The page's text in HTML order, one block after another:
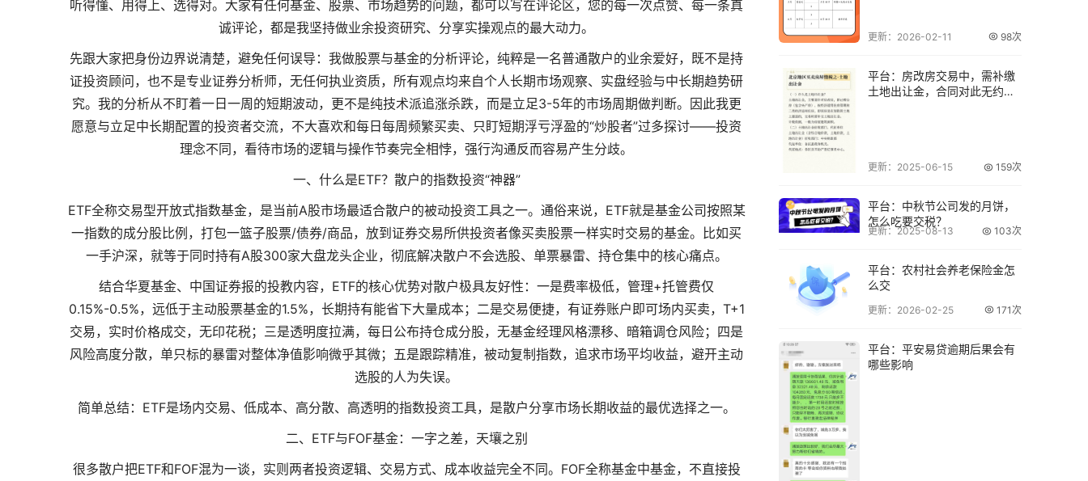
听得懂、用得上、选得对。大家有任何基金、股票、市场趋势的问题，都可以写在评论区，您的每一次点赞、每一条真
诚评论，都是我坚持做业余投资研究、分享实操观点的最大动力。
先跟大家把身份边界说清楚，避免任何误导：我做股票与基金的分析评论，纯粹是一名普通散户的业余爱好，既不是持
证投资顾问，也不是专业证券分析师，无任何执业资质，所有观点均来自个人长期市场观察、实盘经验与中长期趋势研
究。我的分析从不盯着一日一周的短期波动，更不是纯技术派追涨杀跌，而是立足3-5年的市场周期做判断。因此我更
愿意与立足中长期配置的投资者交流，不大喜欢和每日每周频繁买卖、只盯短期浮亏浮盈的“炒股者”过多探讨——投资
理念不同，看待市场的逻辑与操作节奏完全相悖，强行沟通反而容易产生分歧。
一、什么是ETF？散户的指数投资“神器”
ETF全称交易型开放式指数基金，是当前A股市场最适合散户的被动投资工具之一。通俗来说，ETF就是基金公司按照某
一指数的成分股比例，打包一篮子股票/债券/商品，放到证券交易所供投资者像买卖股票一样实时交易的基金。比如买
一手沪深，就等于同时持有A股300家大盘龙头企业，彻底解决散户不会选股、单票暴雷、持仓集中的核心痛点。
结合华夏基金、中国证券报的投教内容，ETF的核心优势对散户极具友好性：一是费率极低，管理+托管费仅
0.15%-0.5%，远低于主动股票基金的1.5%，长期持有能省下大量成本；二是交易便捷，有证券账户即可场内买卖，T+1
交易，实时价格成交，无印花税；三是透明度拉满，每日公布持仓成分股，无基金经理风格漂移、暗箱调仓风险；四是
风险高度分散，单只标的暴雷对整体净值影响微乎其微；五是跟踪精准，被动复制指数，追求市场平均收益，避开主动
选股的人为失误。
简单总结：ETF是场内交易、低成本、高分散、高透明的指数投资工具，是散户分享市场长期收益的最优选择之一。
二、ETF与FOF基金：一字之差，天壤之别
很多散户把ETF和FOF混为一谈，实则两者投资逻辑、交易方式、成本收益完全不同。FOF全称基金中基金，不直接投
更新：2026-02-11 98次
平台：房改房交易中，需补缴
土地出让金，合同对此无约
更新：2025-06-15 159次
平台：中秋节公司发的月饼，
怎么吃要交税？
更新：2025-08-13 103次
平台：农村社会养老保险金怎
么交
更新：2026-02-25 171次
平台：平安易贷逾期后果会有
哪些影响